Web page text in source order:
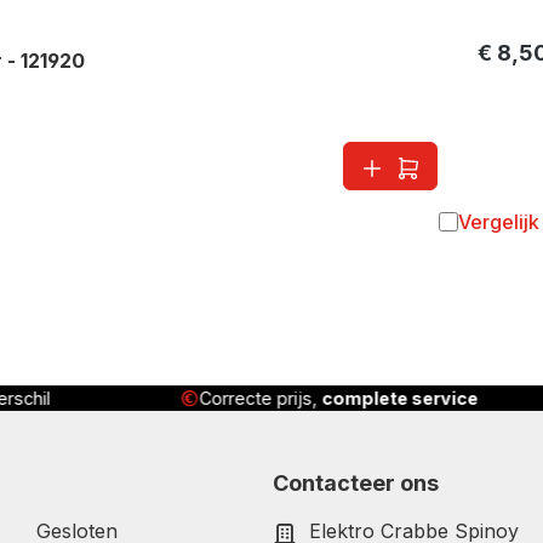
121920 €
Vergelijk
Correcte prijs, complete service
Gesloten
Contacteer ons
Elektro Crabbe Spinoy